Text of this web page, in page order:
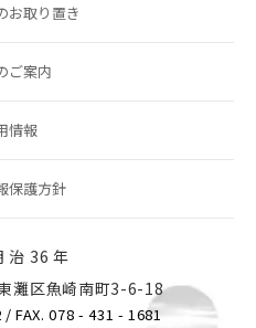
お取り置き
ご案内
情報
保護方針
治 36 年
灘区魚崎南町3-6-18
/ FAX. 078 - 431 - 1681